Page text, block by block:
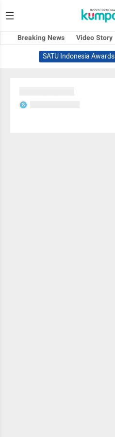
Breaking News Video Story
SATU Indonesia Awards
S